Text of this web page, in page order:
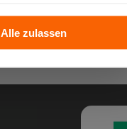
Alle zulassen